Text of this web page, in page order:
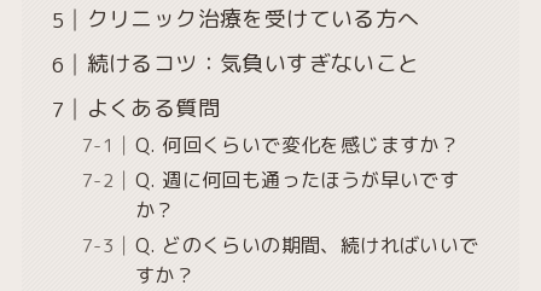
クリニック治療を受けている方へ
続けるコツ：気負いすぎないこと
よくある質問
Q. 何回くらいで変化を感じますか？
Q. 週に何回も通ったほうが早いです
か？
Q. どのくらいの期間、続ければいいで
すか？